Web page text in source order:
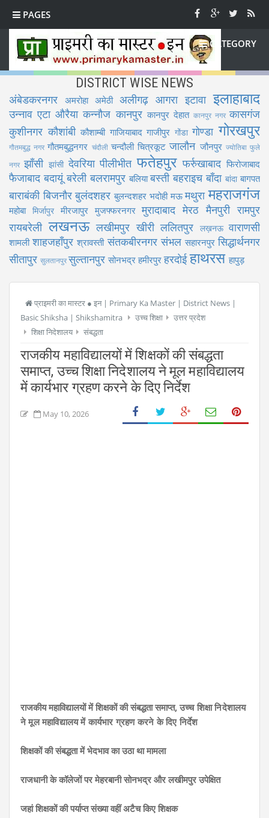
PAGES
CATEGORY
DISTRICT WISE NEWS
अंबेडकरनगर अमरोहा अमेठी अलीगढ़ आगरा इटावा इलाहाबाद
उन्नाव एटा औरैया कन्नौज कानपुर कानपुर देहात कानपुर नगर कासगंज
कुशीनगर कौशांबी कौशाम्बी गाजियाबाद गाजीपुर गोंडा गोण्डा गोरखपुर
गौतमबुद्ध नगर गौतमबुद्धनगर चंदौली चन्दौली चित्रकूट जालौन जौनपुर ज्योतिबा फुले
नगर झाँसी झांसी देवरिया पीलीभीत फतेहपुर फर्रुखाबाद फिरोजाबाद
फैजाबाद बदायूं बरेली बलरामपुर बलिया बस्ती बहराइच बाँदा बांदा बागपत
बाराबंकी बिजनौर बुलंदशहर बुलन्दशहर भदोही मऊ मथुरा महराजगंज
महोबा मिर्जापुर मीरजापुर मुजफ्फरनगर मुरादाबाद मेरठ मैनपुरी रामपुर
रायबरेली लखनऊ लखीमपुर खीरी ललितपुर लख़नऊ वाराणसी
शामली शाहजहाँपुर श्रावस्ती संतकबीरनगर संभल सहारनपुर सिद्धार्थनगर
सीतापुर सुलतानपुरसुल्तानपुर सोनभद्र हमीरपुर हरदोई हाथरस हापुड़
प्राइमरी का मास्टर ● इन | Primary Ka Master | District News |
Basic Shiksha | Shikshamitra
उच्च शिक्षा
उत्तर प्रदेश
शिक्षा निदेशालय
संबद्धता
राजकीय महाविद्यालयों में शिक्षकों की संबद्धता
समाप्त, उच्च शिक्षा निदेशालय ने मूल महाविद्यालय
में कार्यभार ग्रहण करने के दिए निर्देश
May 10, 2026
राजकीय महाविद्यालयों में शिक्षकों की संबद्धता समाप्त, उच्च शिक्षा निदेशालय
ने मूल महाविद्यालय में कार्यभार ग्रहण करने के दिए निर्देश
शिक्षकों की संबद्धता में भेदभाव का उठा था मामला
राजधानी के कॉलेजों पर मेहरबानी सोनभद्र और लखीमपुर उपेक्षित
जहां शिक्षकों की पर्याप्त संख्या वहीं अटैच किए शिक्षक